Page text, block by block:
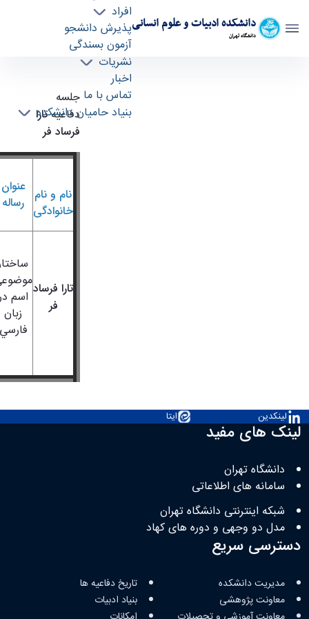
دانشکده ادبیات و علوم انسانی
دانشگاه تهران
افراد
پذیرش دانشجو
آزمون بسندگی
نشریات
اخبار
تماس با ما
بنیاد حامیان دانشکده
جلسه
دفاعیهتارا
فرساد فر
نام و نام
خانوادگی
عنوان
رساله
تارا فرساد
فر
اسم
زبان
لینکدین ایتا
لینک های مفید
دانشگاه تهران
سامانه های اطلاعاتی
شبکه اینترنتی دانشگاه تهران
مدل دو وجهی و دوره های کهاد
دسترسی سریع
مدیریت دانشکده
معاونت پژوهشی
تاریخ دفاعیه ها
بنیاد ادبیات